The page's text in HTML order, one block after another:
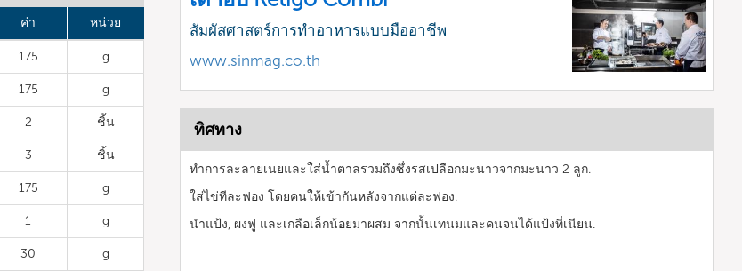
ค่า หน่วย
175 g
175 g
2 ชิ้น
3 ชิ้น
175 g
1 g
30 g
สัมผัสศาสตร์การทำอาหารแบบมืออาชีพ
www.sinmag.co.th
ทิศทาง
ทำการละลายเนยและใส่น้ำตาลรวมถึงซึ่งรสเปลือกมะนาวจากมะนาว 2 ลูก.
ใส่ไข่ทีละฟอง โดยคนให้เข้ากันหลังจากแต่ละฟอง.
นำแป้ง, ผงฟู และเกลือเล็กน้อยมาผสม จากนั้นเทนมและคนจนได้แป้งที่เนียน.